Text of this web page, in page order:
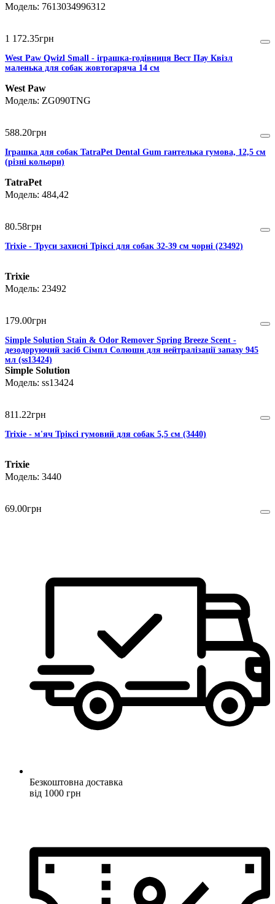
7613034996312
1 172.35грн
West Paw Qwizl Small - іграшка-годівниця Вест Пау Квізл
маленька для собак жовтогаряча 14 см
West Paw
ZG090TNG
588.20грн
Іграшка для собак TatraPet Dental Gum гантелька гумова, 12,5 см
(різні кольори)
TatraPet
484,42
80.58грн
Trixie - Труси захисні Тріксі для собак 32-39 см чорні (23492)
Trixie
23492
179.00грн
Simple Solution Stain & Odor Remover Spring Breeze Scent -
дезодоруючий засіб Сімпл Солюшн для нейтралізації запаху 945
мл (ss13424)
Simple Solution
ss13424
811 .22грн
Trixie - м'яч Тріксі гумовий для собак 5,5 см (3440)
Trixie
3440
69.00грн
Безкоштовна доставка
від 1000 грн